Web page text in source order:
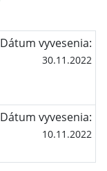
Dátum vyvesenia:
30.11.2022
Dátum vyvesenia:
10.11.2022